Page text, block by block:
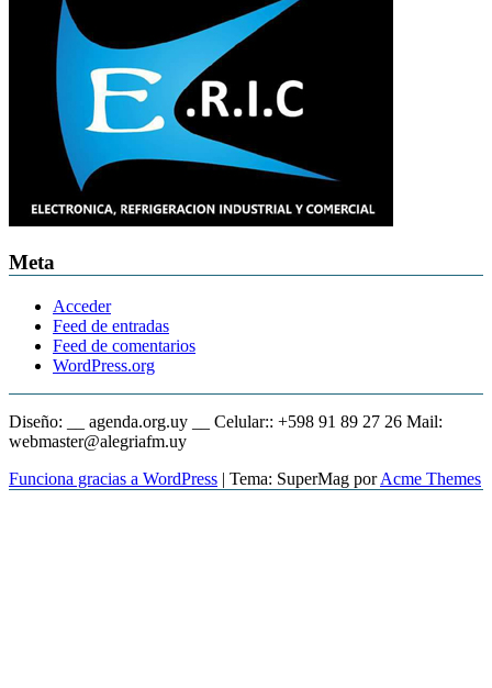
Meta
Acceder
Feed de entradas
Feed de comentarios
WordPress.org
Diseño: __ agenda.org.uy __ Celular:: +598 91 89 27 26 Mail:
webmaster@alegriafm.uy
Funciona gracias a WordPress | Tema: SuperMag porAcme Themes